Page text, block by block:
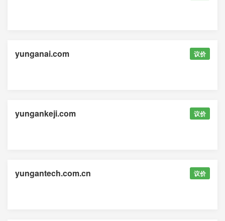
yunganai.com 议价
yungankeji.com 议价
yungantech.com.cn 议价